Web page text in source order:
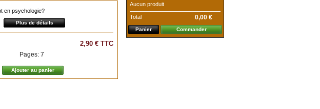
en psychologie?
Plus de détails
2,90 € TTC
Pages: 7
Aucun produit
Total 0,00 €
Panier Commander